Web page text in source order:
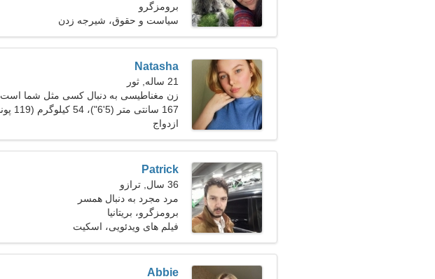
برومزگرو
سیاست و حقوق، شیرجه زدن
Natasha
21 ساله, ثور
زن مغناطیسی به دنبال کسی مثل شما است
167 سانتی متر (5'6")، 54 کیلوگرم (119 پوند)
ازدواج
Patrick
36 سال, ترازو
مرد مجرد به دنبال همسر
برومزگرو، بریتانیا
فیلم های ویدئویی، اسکیت
Abbie